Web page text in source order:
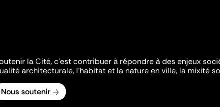
la Cité, c'est contribuer à répondre à des enjeux
architecturale, l'habitat et la nature en ville, la mixité
Nous soutenir